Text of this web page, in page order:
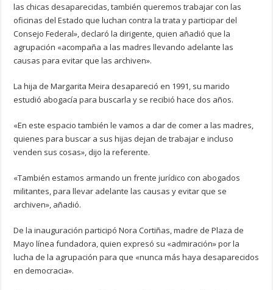
las chicas desaparecidas, también queremos trabajar con las
oficinas del Estado que luchan contra la trata y participar del
Consejo Federal», declaró la dirigente, quien añadió que la
agrupación «acompaña a las madres llevando adelante las
causas para evitar que las archiven».
La hija de Margarita Meira desapareció en 1991, su marido
estudió abogacía para buscarla y se recibió hace dos años.
«En este espacio también le vamos a dar de comer a las madres,
quienes para buscar a sus hijas dejan de trabajar e incluso
venden sus cosas», dijo la referente.
«También estamos armando un frente jurídico con abogados
militantes, para llevar adelante las causas y evitar que se
archiven», añadió.
De la inauguración participó Nora Cortiñas, madre de Plaza de
Mayo línea fundadora, quien expresó su «admiración» por la
lucha de la agrupación para que «nunca más haya desaparecidos
en democracia».